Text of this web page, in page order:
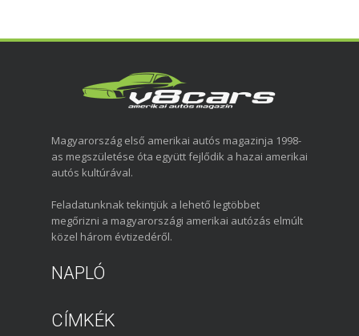
Magyarország első amerikai autós magazinja 1998-
as megszületése óta együtt fejlődik a hazai amerikai
autós kultúrával.
Feladatunknak tekintjük a lehető legtöbbet
megőrizni a magyarországi amerikai autózás elmúlt
közel három évtizedéről.
NAPLÓ
CÍMKÉK